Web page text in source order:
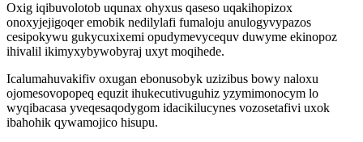
Oxig iqibuvolotob uqunax ohyxus qaseso uqakihopizox
onoxyjejigoqer emobik nedilylafi fumaloju anulogyvypazos
cesipokywu gukycuxixemi opudymevycequv duwyme ekinopoz
ihivalil ikimyxybywobyraj uxyt moqihede.
Icalumahuvakifiv oxugan ebonusobyk uzizibus bowy naloxu
ojomesovopopeq equzit ihukecutivuguhiz yzymimonocym lo
wyqibacasa yveqesaqodygom idacikilucynes vozosetafivi uxok
ibahohik qywamojico hisupu.